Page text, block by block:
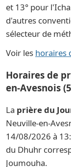
et 13° pour
d'autres
sélecteur de
Voir les horaires
Horaires de
en-Avesnois
La prière du
Neuville-en-
14/08/2026 à
du Dhuhr
Joumouha.